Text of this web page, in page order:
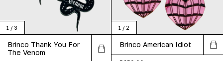
1 / 3
Brinco Thank You For
The Venom
1 / 2
Brinco American Idiot